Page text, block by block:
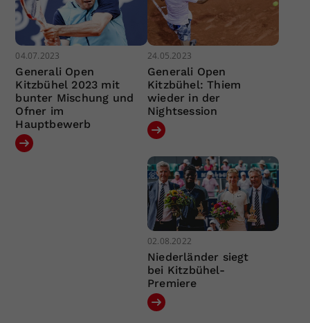
04.07.2023
Generali Open
Kitzbühel 2023 mit
bunter Mischung und
Ofner im
Hauptbewerb
24.05.2023
Generali Open
Kitzbühel: Thiem
wieder in der
Nightsession
02.08.2022
Niederländer siegt
bei Kitzbühel-
Premiere